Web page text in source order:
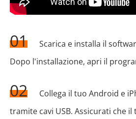
01
Scarica e installa il
Dopo l'installazione, apri il
02
Collega il tuo Android e
tramite cavi USB. Assicurati che